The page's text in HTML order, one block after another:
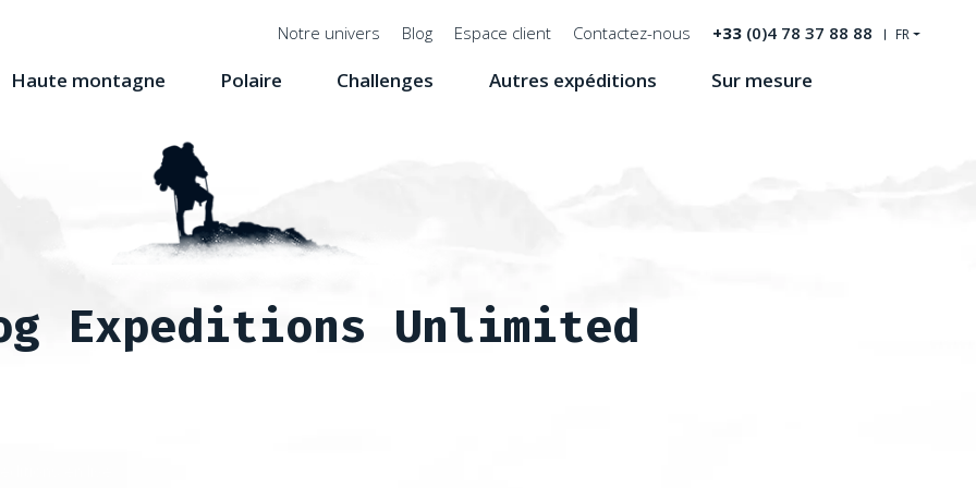
Menu
Notre univers Blog Espace client Contactez-nous +33(0)4 78 37 88 88 FR
Haute montagne Polaire Challenges Autres expéditions Sur mesure
Expeditions Unlimited